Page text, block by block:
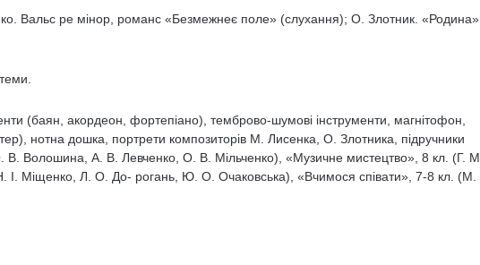
Вальс ре мінор, романс «Безмежнеє поле» (слухання); О. Злотник. «Родина»
(баян, акордеон, фортепіа­но), темброво-шумові інструменти, магнітофон,
нотна до­шка, портрети композиторів М. Лисенка, О. Злот­ника, підручники
В. Волошина, А. В. Левченко, О. В. Мільченко), «Музичне мистецтво», 8 кл. (Г. М.
Міщенко, Л. О. До- рогань, Ю. О. Очаковська), «Вчимося співати», 7-8 кл. (М.